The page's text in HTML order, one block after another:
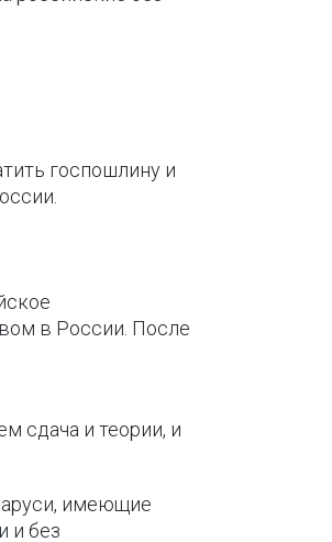
госпошлину и
в России. После
сдача и теории, и
имеющие
и без